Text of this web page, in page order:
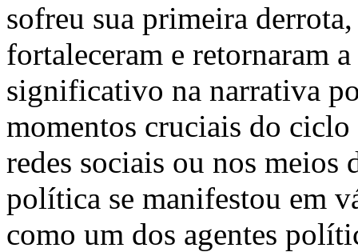
sofreu sua primeira
fortaleceram e retornaram
significativo na narrativa
momentos cruciais do
redes sociais ou nos meios
política se manifestou em
como um dos agentes